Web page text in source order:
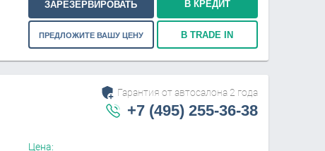
ЗАРЕЗЕРВИРОВАТЬ В КРЕДИТ
ПРЕДЛОЖИТЕ ВАШУ ЦЕНУ В TRADE IN
Гарантия от автосалона 2 года
+7 (495) 255-36-38
Цена: